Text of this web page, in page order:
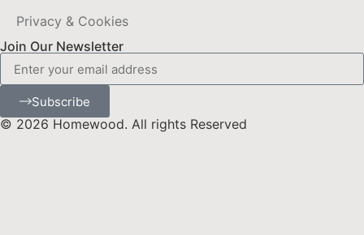
Privacy & Cookies
Join Our Newsletter
Subscribe
© 2026 Homewood. All rights Reserved